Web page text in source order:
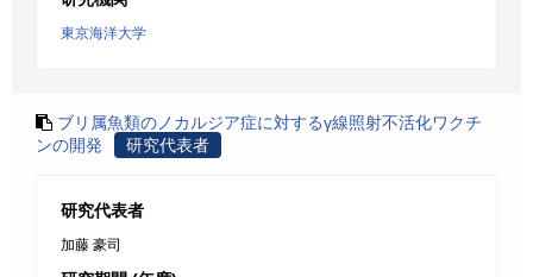
東京海洋大学
ブリ属魚類のノカルジア症に対するγ線照射不活化ワクチ
ンの開発
研究代表者
研究代表者
加藤 豪司